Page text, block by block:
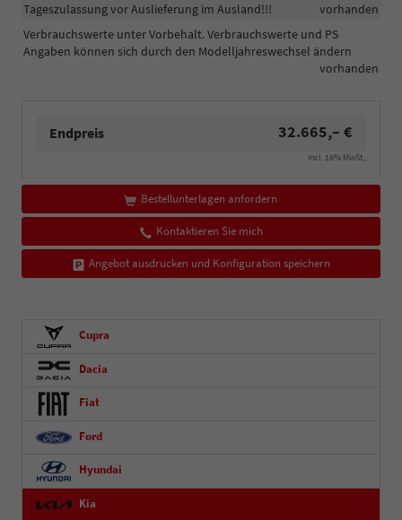
Tageszulassung vor Auslieferung im Ausland!!!
vorhanden
Verbrauchswerte unter Vorbehalt. Verbrauchswerte und PS
Angaben können sich durch den Modelljahreswechsel ändern
vorhanden
Endpreis 32.665,– €
incl. 19% MwSt.,
Bestellunterlagen anfordern
Kontaktieren Sie mich
Angebot ausdrucken und Konfiguration speichern
Cupra
Dacia
Fiat
Ford
Hyundai
Kia